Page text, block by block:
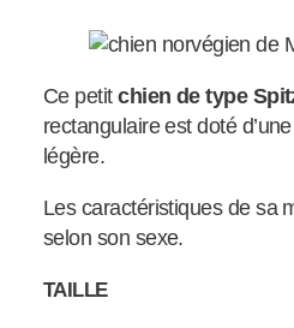
Ce petitchien de type
rectangulaire est doté
légère.
Les caractéristiques de sa
selon son sexe.
TAILLE